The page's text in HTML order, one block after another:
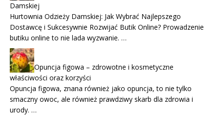
Damskiej
Hurtownia Odzieży Damskiej: Jak Wybrać Najlepszego
Dostawcę i Sukcesywnie Rozwijać Butik Online? Prowadzenie
butiku online to nie lada wyzwanie. …
Opuncja figowa – zdrowotne i kosmetyczne
właściwości oraz korzyści
Opuncja figowa, znana również jako opuncja, to nie tylko
smaczny owoc, ale również prawdziwy skarb dla zdrowia i
urody. …